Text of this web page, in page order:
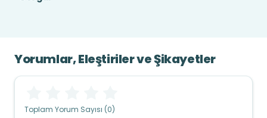
Yorumlar, Eleştiriler ve Şikayetler
Toplam Yorum Sayısı (0)